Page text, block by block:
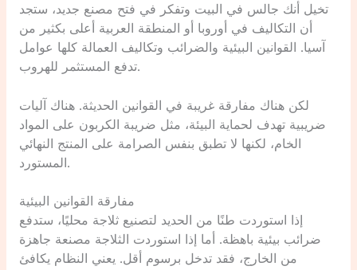
تخيل أنك جالس في البيت وتفكر في فتح مصنع جديد، ستجد
أن التكاليف في أوروبا أو المنطقة العربية أعلى بكثير من
آسيا. القوانين البيئية والضرائب وتكاليف العمالة كلها عوامل
تدفع المستثمر للهروب.
لكن هناك مفارقة غريبة في القوانين الحديثة. هناك آليات
ضريبية تهدف لحماية البيئة، مثل ضريبة الكربون على المواد
الخام، لكنها لا تطبق بنفس الصرامة على المنتج النهائي
المستورد.
مفارقة القوانين البيئية
إذا استوردت طنًا من الحديد لتصنيع ثلاجة محليًا، ستدفع
ضرائب بيئية باهظة. أما إذا استوردت الثلاجة مصنعة جاهزة
من الخارج، فقد تدخل برسوم أقل. يعني النظام يكافئ